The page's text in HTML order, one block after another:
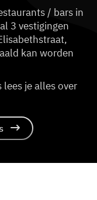
/ bars in
3 vestigingen
kan worden
lees je alles over